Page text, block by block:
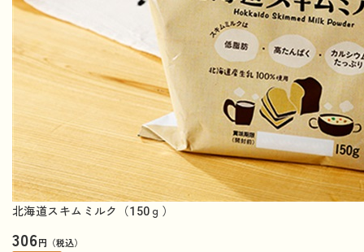
北海道スキムミルク（150ｇ）
306円（税込）